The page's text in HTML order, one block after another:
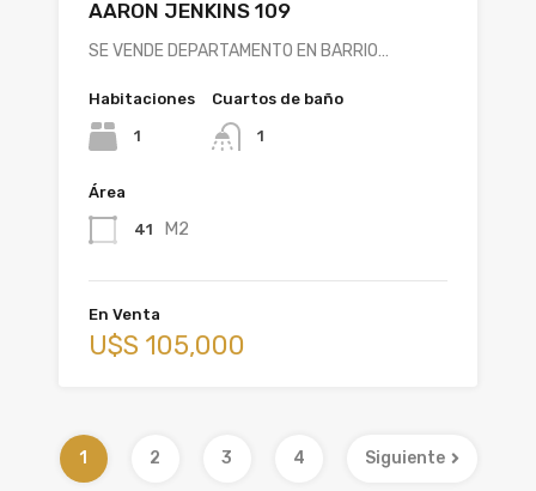
AARON JENKINS 109
SE VENDE DEPARTAMENTO EN BARRIO…
Habitaciones
1
Cuartos de baño
1
Área
41 M2
En Venta
U$S 105,000
1 2 3 4 Siguiente